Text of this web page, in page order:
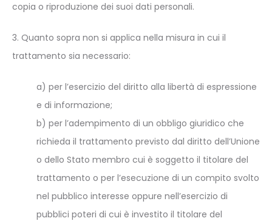
copia o riproduzione dei suoi dati personali.
3. Quanto sopra non si applica nella misura in cui il
trattamento sia necessario:
a) per l’esercizio del diritto alla libertà di espressione
e di informazione;
b) per l’adempimento di un obbligo giuridico che
richieda il trattamento previsto dal diritto dell’Unione
o dello Stato membro cui è soggetto il titolare del
trattamento o per l’esecuzione di un compito svolto
nel pubblico interesse oppure nell’esercizio di
pubblici poteri di cui è investito il titolare del